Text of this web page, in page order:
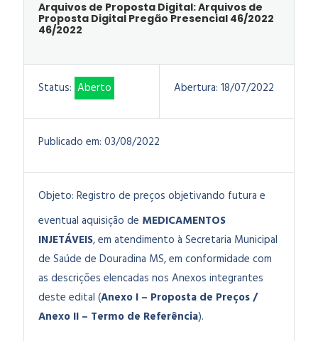
Arquivos de Proposta Digital: Arquivos de
Proposta Digital Pregão Presencial 46/2022
46/2022
Status: Aberto Abertura: 18/07/2022
Publicado em: 03/08/2022
Objeto: Registro de preços objetivando futura e
eventual aquisição de MEDICAMENTOS
INJETÁVEIS, em atendimento à Secretaria Municipal
de Saúde de Douradina MS, em conformidade com
as descrições elencadas nos Anexos integrantes
deste edital (Anexo I – Proposta de Preços /
Anexo II – Termo de Referência).